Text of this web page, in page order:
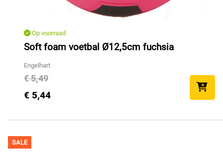
Op voorraad
Soft foam voetbal Ø12,5cm fuchsia
Engelhart
€ 5,49
€ 5,44
SALE